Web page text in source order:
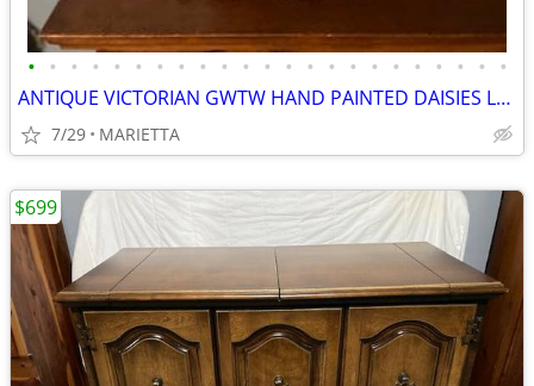
• • • • • • • • • • • • • • • • • • • • • • •
ANTIQUE VICTORIAN GWTW HAND PAINTED DAISIES LAMP, 9” GLOBE ORIG FAMILY
7/29 MARIETTA
$699